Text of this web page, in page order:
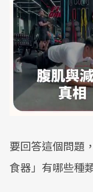
要回答這個問題
食器」有哪些種